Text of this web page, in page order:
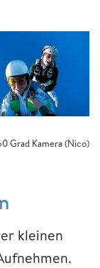
Grad Kamera (Nico)
kleinen